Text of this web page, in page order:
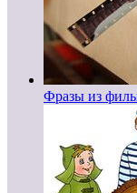
Фразы из